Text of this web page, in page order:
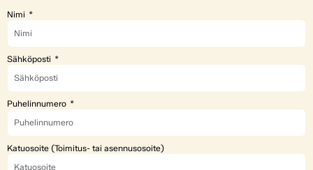
Nimi
Sähköposti
Puhelinnumero
Katuosoite (Toimitus- tai asennusosoite)